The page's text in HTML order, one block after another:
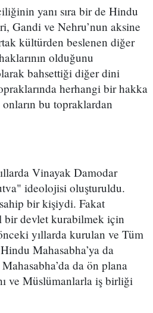
yanı sıra bir de Hindu
Gandi ve Nehru’nun aksine
kültürden beslenen diğer
olduğunu
bahsettiği diğer dini
herhangi bir hakka
bu topraklardan
Vinayak Damodar
ideolojisi oluşturuldu.
sahip bir kişiydi. Fakat
bir devlet kurabilmek için
yıllarda kurulan ve Tüm
Mahasabha’ya da
da ön plana
ve Müslümanlarla iş birliği